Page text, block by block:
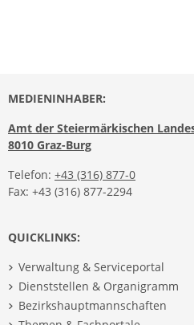
MEDIENINHABER:
Amt der Steiermärkischen
8010 Graz-Burg
Telefon: +43 (316) 877-0
Fax: +43 (316) 877-2294
QUICKLINKS:
Verwaltung & Serviceportal
Dienststellen & Organigramm
Bezirkshauptmannschaften